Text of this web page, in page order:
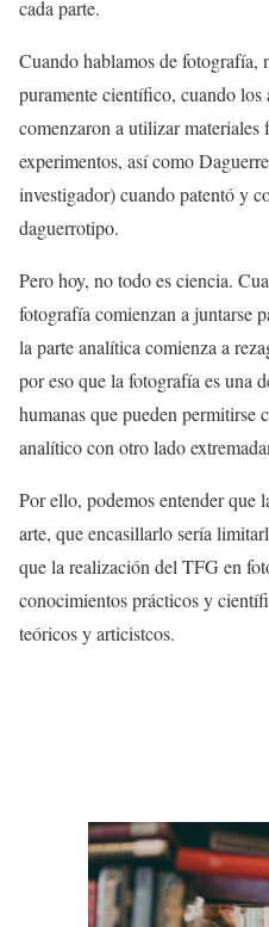
cada parte.
Cuando hablamos de fotografía,
puramente científico, cuando los
comenzaron a utilizar materiales
experimentos, así como
investigador) cuando patentó y
daguerrotipo.
Pero hoy, no todo es ciencia.
fotografía comienzan a juntarse
la parte analítica comienza a
por eso que la fotografía es una
humanas que pueden permitirse
analítico con otro lado
Por ello, podemos entender que
arte, que encasillarlo sería
que la realización del TFG en
conocimientos prácticos y
teóricos y articistcos.